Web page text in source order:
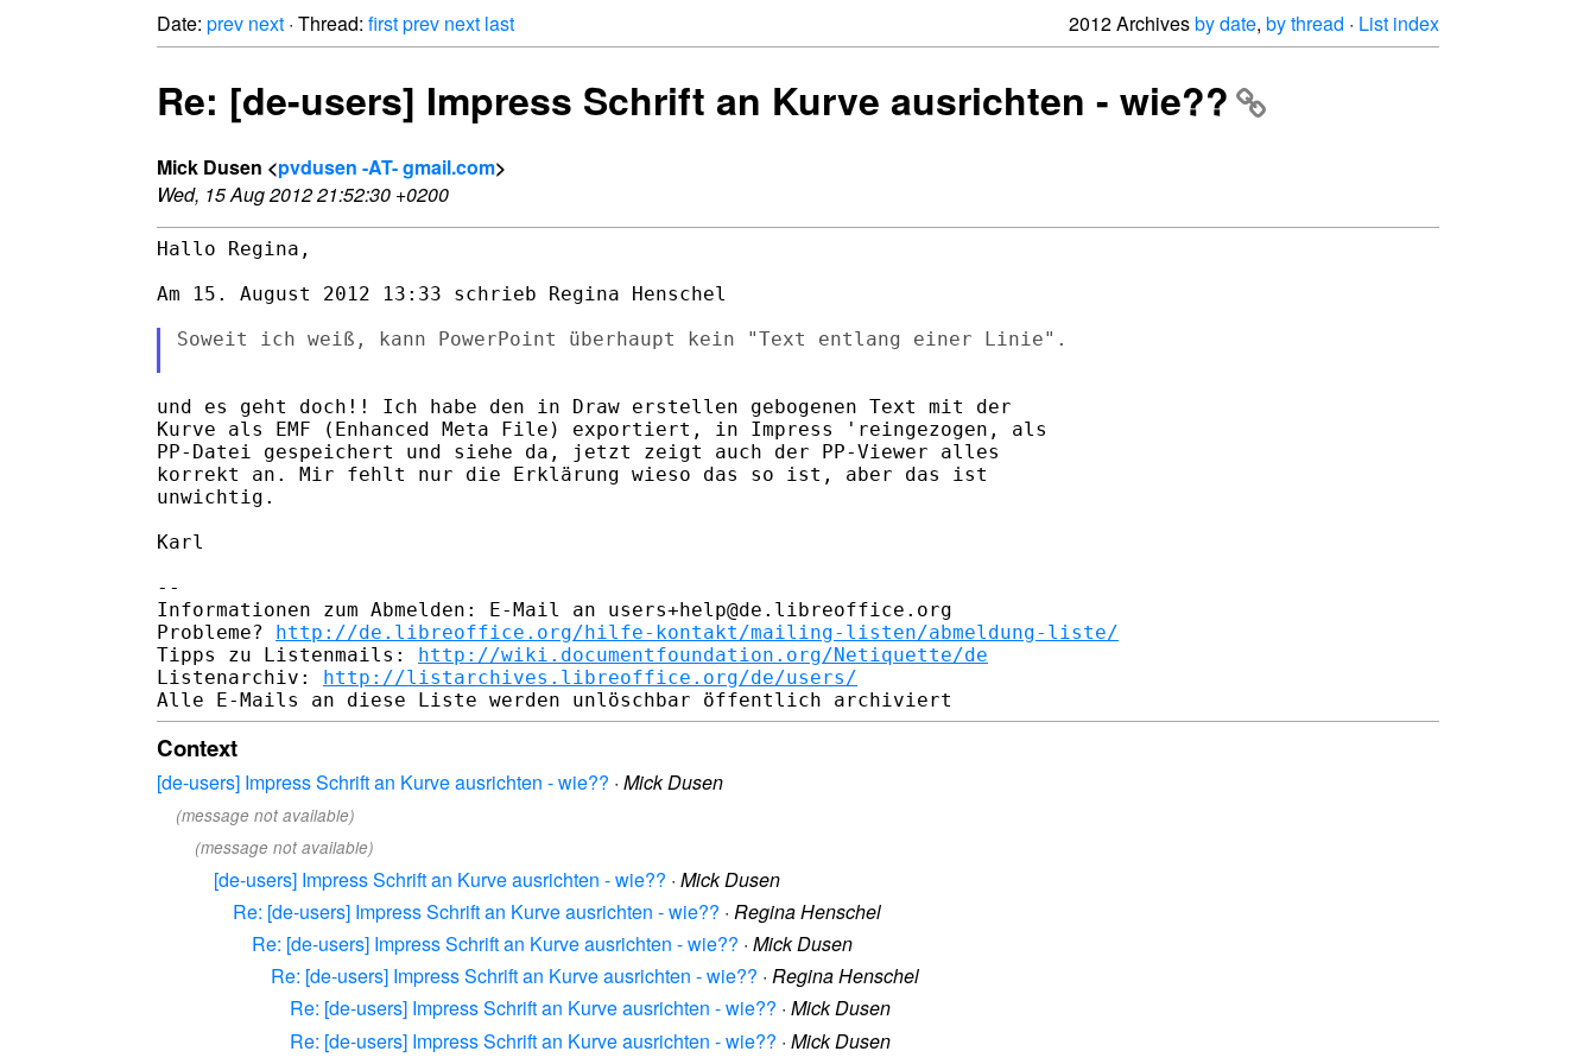
Date: prev next · Thread: firstprev next last 2012 Archivesby date, by thread · List index
Re: [de-users] Impress Schrift an Kurve ausrichten - wie??
Mick Dusen <pvdusen -AT- gmail.com>
Wed, 15 Aug 2012 21:52:30 +0200
Hallo Regina,
Am 15. August 2012 13:33 schrieb Regina Henschel
Soweit ich weiß, kann PowerPoint überhaupt kein "Text entlang einer Linie".
und es geht doch!! Ich habe den in Draw erstellen gebogenen Text mit der
Kurve als EMF (Enhanced Meta File) exportiert, in Impress 'reingezogen, als
PP-Datei gespeichert und siehe da, jetzt zeigt auch der PP-Viewer alles
korrekt an. Mir fehlt nur die Erklärung wieso das so ist, aber das ist
unwichtig.
Karl
--
Informationen zum Abmelden: E-Mail an users+help@de.libreoffice.org
Probleme? http://de.libreoffice.org/hilfe-kontakt/mailing-listen/abmeldung-liste/
Tipps zu Listenmails: http://wiki.documentfoundation.org/Netiquette/de
Listenarchiv: http://listarchives.libreoffice.org/de/users/
Context
[de-users] Impress Schrift an Kurve ausrichten - wie?? · Mick Dusen
(message not available)
(message not available)
[de-users] Impress Schrift an Kurve ausrichten - wie?? · Mick Dusen
Re: [de-users] Impress Schrift an Kurve ausrichten - wie?? · Regina Henschel
Re: [de-users] Impress Schrift an Kurve ausrichten - wie?? · Mick Dusen
Re: [de-users] Impress Schrift an Kurve ausrichten - wie?? · Regina Henschel
Re: [de-users] Impress Schrift an Kurve ausrichten - wie?? · Mick Dusen
Re: [de-users] Impress Schrift an Kurve ausrichten - wie?? · Mick Dusen